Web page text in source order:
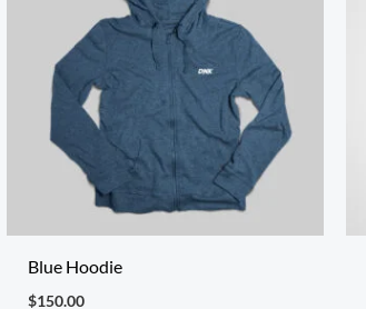
Blue Hoodie
$150.00